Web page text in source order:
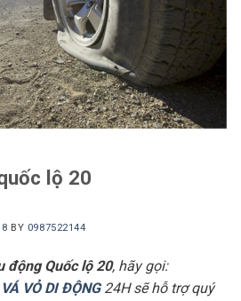
lộ 20
BY 0987522144
động Quốc lộ 20, hãy gọi:
VÁ VỎ DI ĐỘNG24H sẽ hỗ trợ quý